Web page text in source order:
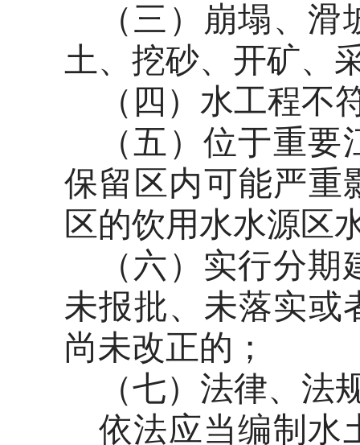
（三）崩塌、
土、挖砂、开矿、
（四）水工程不
（五）位于重
保留区内可能严重
区的饮用水水源区
（六）实行分
未报批、未落实或
尚未改正的；
（七）法律、法
依法应当编制水